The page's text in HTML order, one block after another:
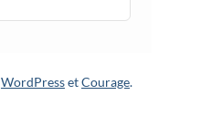
WordPressetCourage.